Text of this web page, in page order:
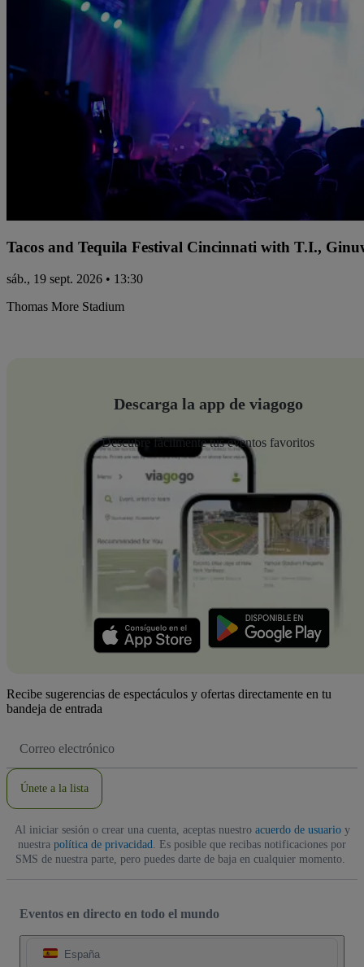
Tacos and Tequila Festival Cincinnati with T.I.,
sáb., 19 sept. 2026 • 13:30
Thomas More Stadium
Descarga la app de viagogo
Descubre fácilmente tus eventos favoritos
Recibe sugerencias de espectáculos y ofertas directamente en tu
bandeja de entrada
de
Únete a la lista
Al iniciar sesión o crear una cuenta, aceptas nuestro acuerdo de usuarioy
nuestra política de privacidad. Es posible que recibas notificaciones por
SMS de nuestra parte, pero puedes darte de baja en cualquier momento.
Eventos en directo en todo el mundo
España